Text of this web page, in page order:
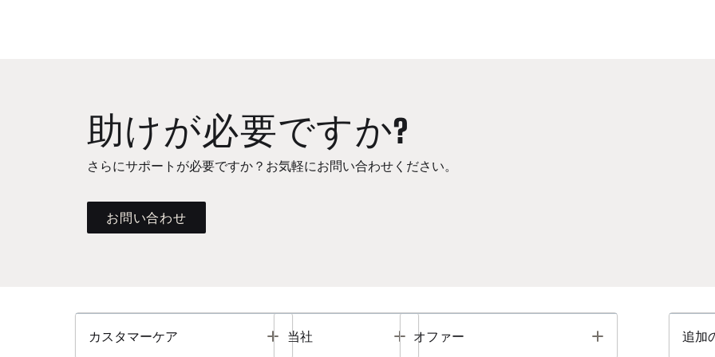
助けが必要ですか?
さらにサポートが必要ですか？お気軽にお問い合わせください。
お問い合わせ
カスタマーケア Toggle
当社 Toggle
オファー Toggle 追加